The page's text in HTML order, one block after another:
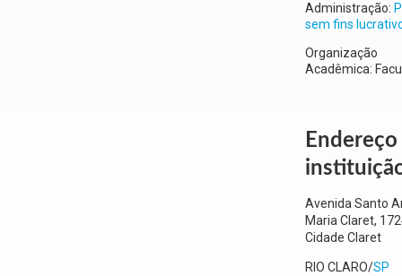
Administração:
sem fins
Organização
Acadêmica:
Endereço
Avenida Santo
Maria Claret,
Cidade Claret
RIO CLARO/SP